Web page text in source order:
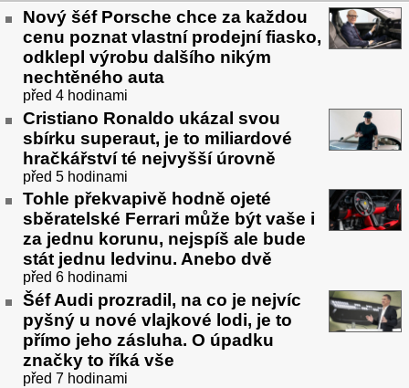
Nový šéf Porsche chce za každou
cenu poznat vlastní prodejní fiasko,
odklepl výrobu dalšího nikým
nechtěného auta
před 4 hodinami
Cristiano Ronaldo ukázal svou
sbírku superaut, je to miliardové
hračkářství té nejvyšší úrovně
před 5 hodinami
Tohle překvapivě hodně ojeté
sběratelské Ferrari může být vaše i
za jednu korunu, nejspíš ale bude
stát jednu ledvinu. Anebo dvě
před 6 hodinami
Šéf Audi prozradil, na co je nejvíc
pyšný u nové vlajkové lodi, je to
přímo jeho zásluha. O úpadku
značky to říká vše
před 7 hodinami